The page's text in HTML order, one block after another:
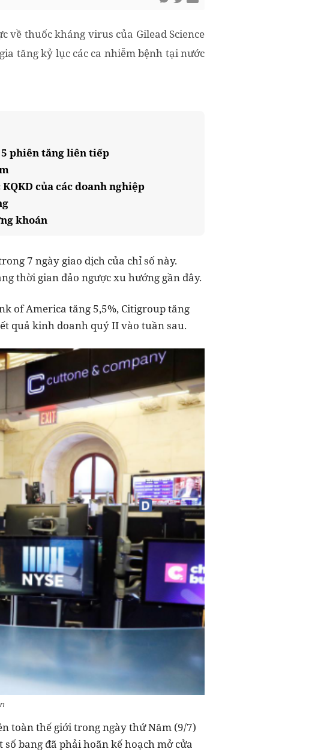
về thuốc kháng virus của Gilead Science
tăng kỷ lục các ca nhiễm bệnh tại nước
phiên tăng liên tiếp
của các doanh nghiệp
khoán
7 ngày giao dịch của chỉ số này.
thời gian đảo ngược xu hướng gần đây.
of America tăng 5,5%, Citigroup tăng
quả kinh doanh quý II vào tuần sau.
toàn thế giới trong ngày thứ Năm (9/7)
bang đã phải hoãn kế hoạch mở cửa